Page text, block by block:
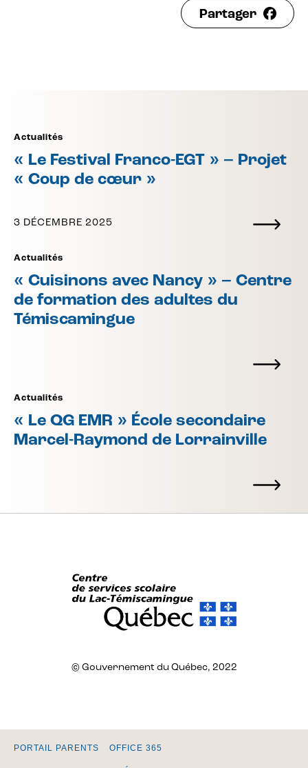
Partager
Actualités
« Le Festival Franco-EGT » – Projet
« Coup de cœur »
3 DÉCEMBRE 2025
Actualités
« Cuisinons avec Nancy » – Centre
de formation des adultes du
Témiscamingue
Actualités
« Le QG EMR » École secondaire
Marcel-Raymond de Lorrainville
© Gouvernement du Québec, 2022
PORTAIL PARENTS OFFICE 365